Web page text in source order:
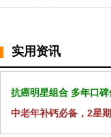
实用资讯
抗癌明星组合 多年口
中老年补钙必备，2星